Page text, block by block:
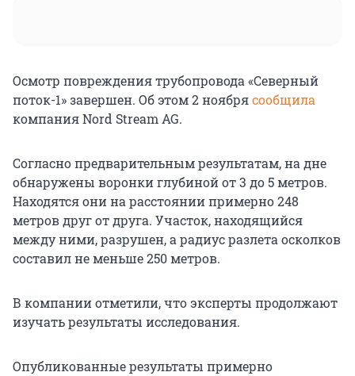
Осмотр повреждения трубопровода «Северный
поток-1» завершен. Об этом 2 ноябрясообщила
компания Nord Stream AG.
Согласно предварительным результатам, на дне
обнаружены воронки глубиной от 3 до 5 метров.
Находятся они на расстоянии примерно 248
метров друг от друга. Участок, находящийся
между ними, разрушен, а радиус разлета осколков
составил не меньше 250 метров.
В компании отметили, что эксперты продолжают
изучать результаты исследования.
Опубликованные результаты примерно